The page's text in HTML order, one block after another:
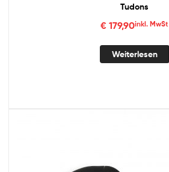
Tudons
€ 179,90inkl. MwSt
Weiterlesen